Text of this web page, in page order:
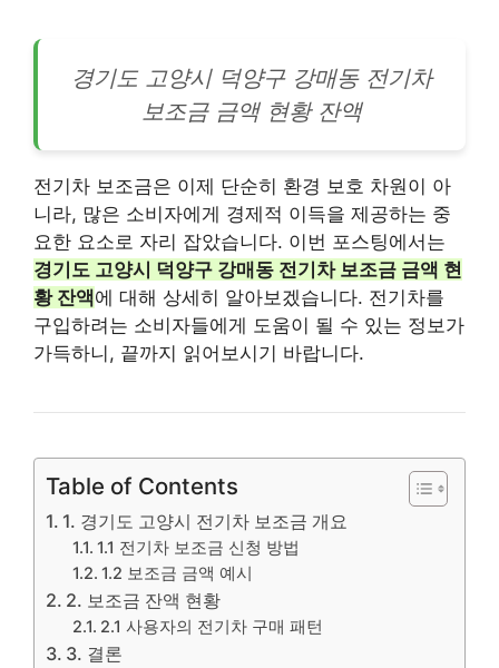
경기도 고양시 덕양구 강매동 전기차
보조금 금액 현황 잔액
전기차 보조금은 이제 단순히 환경 보호 차원이 아
니라, 많은 소비자에게 경제적 이득을 제공하는 중
요한 요소로 자리 잡았습니다. 이번 포스팅에서는
경기도 고양시 덕양구 강매동 전기차 보조금 금액 현
황 잔액에 대해 상세히 알아보겠습니다. 전기차를
구입하려는 소비자들에게 도움이 될 수 있는 정보가
가득하니, 끝까지 읽어보시기 바랍니다.
Table of Contents
1. 경기도 고양시 전기차 보조금 개요
1.1 전기차 보조금 신청 방법
1.2 보조금 금액 예시
2. 보조금 잔액 현황
2.1 사용자의 전기차 구매 패턴
3. 결론